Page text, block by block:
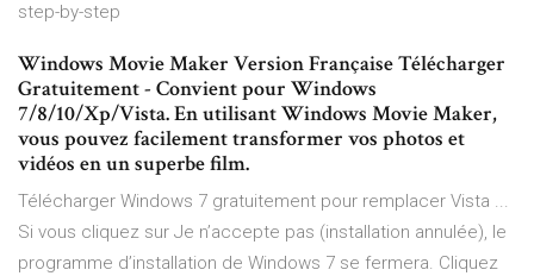
step-by-step
Windows Movie Maker Version Française Télécharger
Gratuitement - Convient pour Windows
7/8/10/Xp/Vista. En utilisant Windows Movie Maker,
vous pouvez facilement transformer vos photos et
vidéos en un superbe film.
Télécharger Windows 7 gratuitement pour remplacer Vista ...
Si vous cliquez sur Je n’accepte pas (installation annulée), le
programme d’installation de Windows 7 se fermera. Cliquez